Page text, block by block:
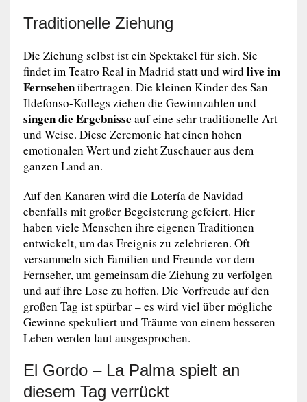
Traditionelle Ziehung
Die Ziehung selbst ist ein Spektakel für sich. Sie
findet im Teatro Real in Madrid statt und wird live im
Fernsehenübertragen. Die kleinen Kinder des San
Ildefonso-Kollegs ziehen die Gewinnzahlen und
singen die Ergebnisse auf eine sehr traditionelle Art
und Weise. Diese Zeremonie hat einen hohen
emotionalen Wert und zieht Zuschauer aus dem
ganzen Land an.
Auf den Kanaren wird die Lotería de Navidad
ebenfalls mit großer Begeisterung gefeiert. Hier
haben viele Menschen ihre eigenen Traditionen
entwickelt, um das Ereignis zu zelebrieren. Oft
versammeln sich Familien und Freunde vor dem
Fernseher, um gemeinsam die Ziehung zu verfolgen
und auf ihre Lose zu hoffen. Die Vorfreude auf den
großen Tag ist spürbar – es wird viel über mögliche
Gewinne spekuliert und Träume von einem besseren
Leben werden laut ausgesprochen.
El Gordo – La Palma spielt an
diesem Tag verrückt